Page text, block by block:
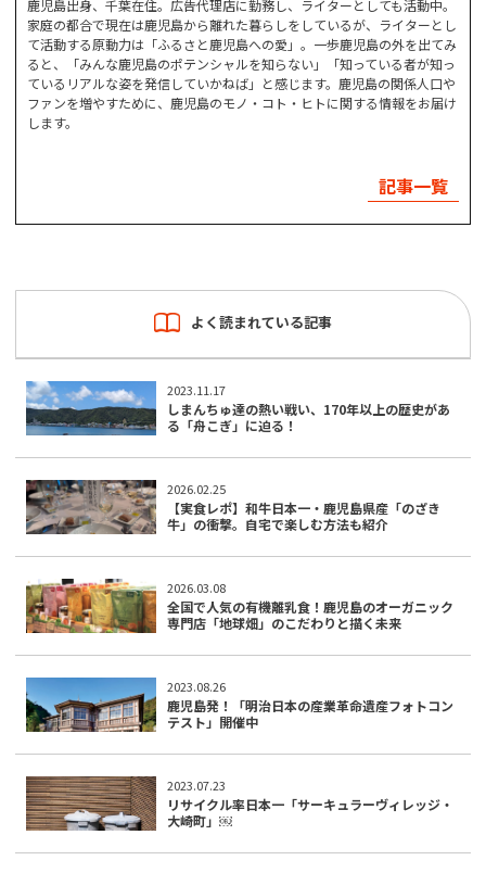
鹿児島出身、千葉在住。広告代理店に勤務し、ライターとしても活動中。
家庭の都合で現在は鹿児島から離れた暮らしをしているが、ライターとし
て活動する原動力は「ふるさと鹿児島への愛」。一歩鹿児島の外を出てみ
ると、「みんな鹿児島のポテンシャルを知らない」「知っている者が知っ
ているリアルな姿を発信していかねば」と感じます。鹿児島の関係人口や
ファンを増やすために、鹿児島のモノ・コト・ヒトに関する情報をお届け
します。
記事一覧
よく読まれている記事
2023.11.17
しまんちゅ達の熱い戦い、170年以上の歴史があ
る「舟こぎ」に迫る！
2026.02.25
【実食レポ】和牛日本一・鹿児島県産「のざき
牛」の衝撃。自宅で楽しむ方法も紹介
2026.03.08
全国で人気の有機離乳食！鹿児島のオーガニック
専門店「地球畑」のこだわりと描く未来
2023.08.26
鹿児島発！「明治日本の産業革命遺産フォトコン
テスト」開催中
2023.07.23
リサイクル率日本一「サーキュラーヴィレッジ・
大崎町」￼